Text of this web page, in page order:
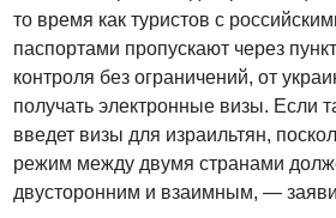
то время как туристов с
паспортами пропускают через
контроля без ограничений, от
получать электронные визы. Если
введет визы для израильтян,
режим между двумя странами
двусторонним и взаимным, —